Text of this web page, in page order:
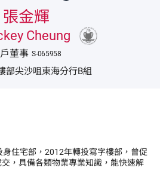
張金輝
Cheung
董事 S-065958
部尖沙咀東海分行B組
住宅部，2012年轉投寫字樓部，曾促
，具備各類物業專業知識，能快速解